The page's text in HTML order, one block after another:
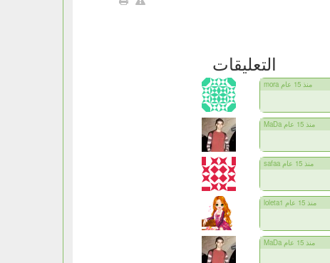
التعليقات
mora منذ 15 عام
MaDa منذ 15 عام
safaa منذ 15 عام
loleta1 منذ 15 عام
MaDa منذ 15 عام